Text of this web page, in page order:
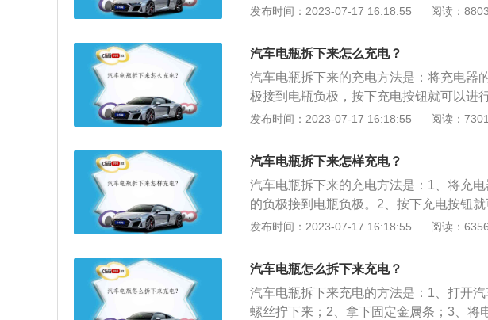
极开、以减少蓄电池的耗电量，可避免下
时，在熄火状态下，汽车消耗的是蓄电池
电池中的电量耗光，出现无法启动的现象
备。定期清洁电瓶：在日常的驾车过程中
布将面板、正负两个极头的灰尘、油污、
切忌不要用湿布。
发布时间：2023-07-17 16:18:55 阅读：8803
汽车电瓶拆下来怎么充电？
汽车电瓶拆下来的充电方法是：将充电器
极接到电瓶负极，按下充电按钮就可以进
于百分之十会亏电：电瓶电压较额定电压
拆下电瓶，否则会有数据丢失。电瓶的保
解液时应补充蒸馏水或专用补液。2、应
池盖上的小孔是否通气。3、检查正、负
象。4、检查电路各部分：检查电路各部
电：离开车时关闭用电设备。
发布时间：2023-07-17 16:18:55 阅读：7301
汽车电瓶拆下来怎样充电？
汽车电瓶拆下来的充电方法是：1、将充
的负极接到电瓶负极。2、按下充电按钮
是：1、电瓶电压较额定电压低于百分之
养方法是：1、在亏电解液时应补充蒸馏
查蓄电池盖上的小孔是否通气。3、检查
电路各部分有无老化或短路的地方。5、
发布时间：2023-07-17 16:18:55 阅读：6356
汽车电瓶怎么拆下来充电？
汽车电瓶拆下来充电的方法是：1、打开
螺丝拧下来；2、拿下固定金属条；3、将